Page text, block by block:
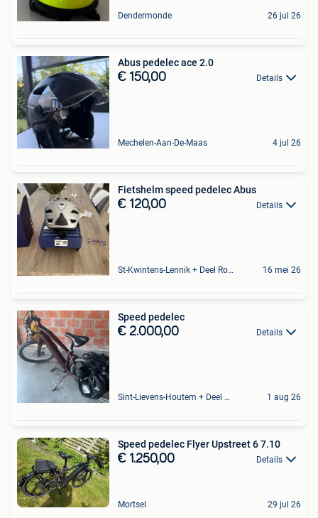
Dendermonde 26 jul 26
Abus pedelec ace 2.0
€ 150,00 Details
Mechelen-Aan-De-Maas 4 jul 26
Fietshelm speed pedelec Abus
€ 120,00 Details
St-Kwintens-Lennik + Deel Roosdaal 16 mei 26
Speed pedelec
€ 2.000,00 Details
Sint-Lievens-Houtem + Deel Oombergen 1 aug 26
Speed pedelec Flyer Upstreet 6 7.10
€ 1.250,00 Details
Mortsel 29 jul 26